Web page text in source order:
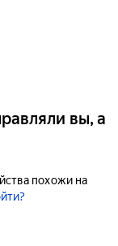
вы, а
похожи на